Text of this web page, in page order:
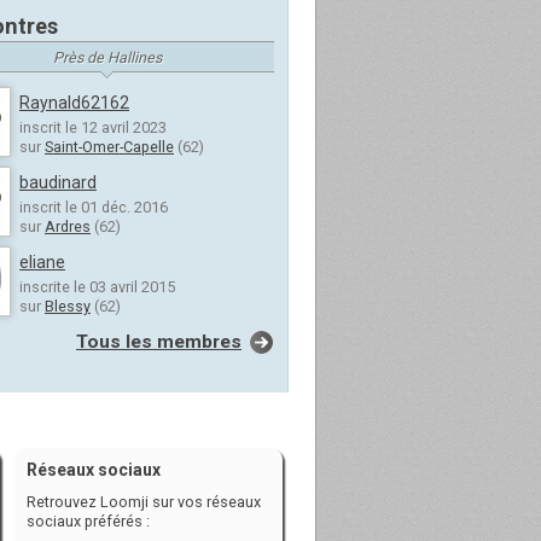
Près de Hallines
Raynald62162
inscrit le 12 avril 2023
sur Saint-Omer-Capelle (62)
baudinard
inscrit le 01 déc. 2016
sur Ardres (62)
eliane
inscrite le 03 avril 2015
sur Blessy (62)
Tous les membres
Réseaux sociaux
Retrouvez Loomji sur vos réseaux
sociaux préférés :